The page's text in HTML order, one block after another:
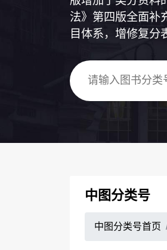
法》第四版全面补
目体系，增修复分
中图分类号
中图分类号首页